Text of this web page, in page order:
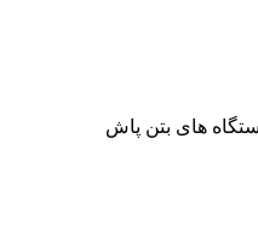
های بتن پاش